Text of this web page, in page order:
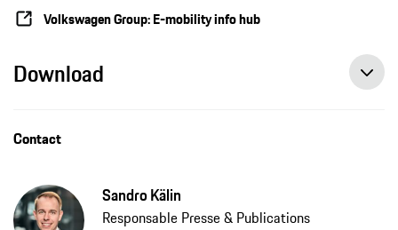
Volkswagen Group: E-mobility info hub
Download
Contact
Sandro Kälin
Responsable Presse & Publications